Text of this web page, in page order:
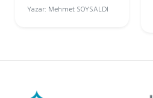
Yazar: Mehmet SOYSALDI